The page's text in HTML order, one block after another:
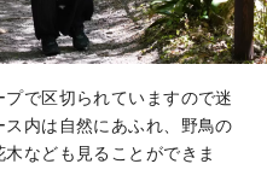
で区切られていますので迷
内は自然にあふれ、野鳥の
なども見ることができま